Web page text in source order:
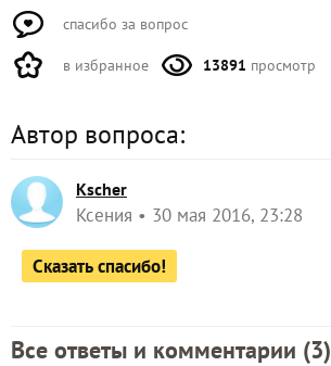
спасибо за вопрос
в избранное 13891 просмотр
Автор вопроса:
Kscher
Ксения 30 мая 2016, 23:28
Сказать спасибо!
Все ответы и комментарии (3)